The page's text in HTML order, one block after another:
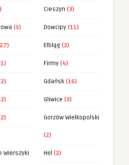
Cieszyn (3)
(5) Dowcipy (11)
Elbląg (2)
Firmy (4)
Gdańsk (16)
Gliwice (3)
Gorzów Wielkopolski
(2)
Wierszyki Hel (2)